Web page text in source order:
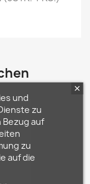
und
zu
Bezug auf
zu
auf die